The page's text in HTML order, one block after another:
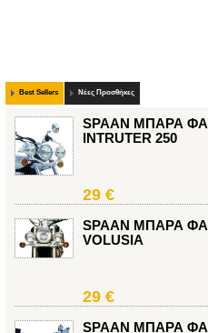
Best Sellers Νέες Προσθήκες
SPAAN ΜΠΑΡΑ
INTRUTER 250
29 €
SPAAN ΜΠΑΡΑ
VOLUSIA
29 €
SPAAN ΜΠΑΡΑ